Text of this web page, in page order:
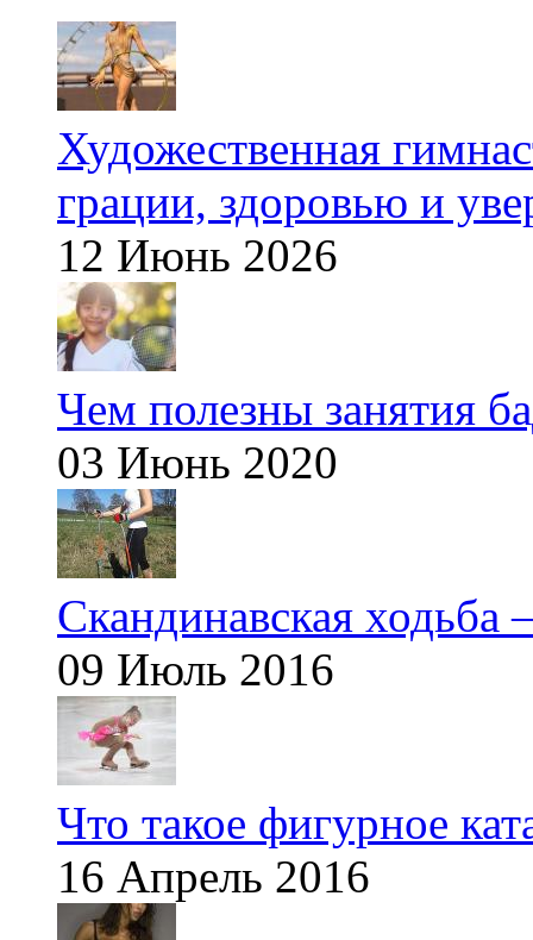
Художественная
грации, здоровью и
12 Июнь 2026
Чем полезны занятия
03 Июнь 2020
Скандинавская ходьба
09 Июль 2016
Что такое фигурное
16 Апрель 2016